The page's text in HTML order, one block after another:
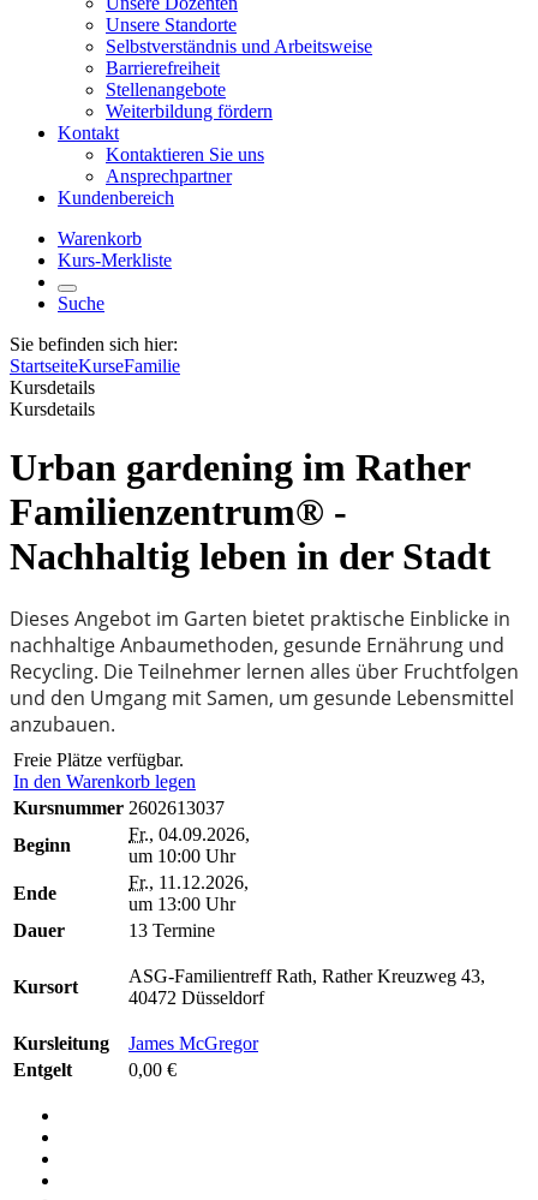
Unsere Standorte
Selbstverständnis und Arbeitsweise
Barrierefreiheit
Stellenangebote
Weiterbildung fördern
Kontakt
Kontaktieren Sie uns
Ansprechpartner
Kundenbereich
Warenkorb
Kurs-Merkliste
Suche
Sie befinden sich hier:
StartseiteKurseFamilie
Kursdetails
Kursdetails
Urban gardening im Rather
Familienzentrum® -
Nachhaltig leben in der Stadt
Dieses Angebot im Garten bietet praktische Einblicke in
nachhaltige Anbaumethoden, gesunde Ernährung und
Recycling. Die Teilnehmer lernen alles über Fruchtfolgen
und den Umgang mit Samen, um gesunde Lebensmittel
anzubauen.
Freie Plätze verfügbar.
In den Warenkorb legen
Kursnummer 2602613037
Beginn
Fr., 04.09.2026,
um 10:00 Uhr
Ende
Fr., 11.12.2026,
um 13:00 Uhr
Dauer
13 Termine
Kursort
ASG-Familientreff Rath, Rather Kreuzweg 43,
40472 Düsseldorf
Kursleitung
James McGregor
Entgelt
0,00 €